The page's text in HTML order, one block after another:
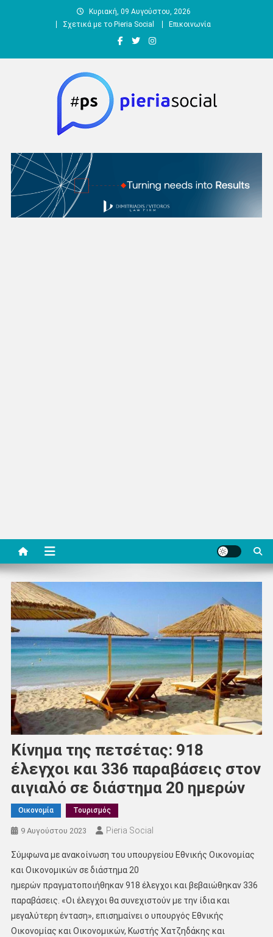
Κυριακή, 09 Αυγούστου, 2026
Σχετικά με το Pieria Social
Επικοινωνία
Pieria Social
Κίνημα της πετσέτας: 918
έλεγχοι και 336 παραβάσεις στον
αιγιαλό σε διάστημα 20 ημερών
Οικονομία Τουρισμός
9 Αυγούστου 2023 Pieria Social
Σύμφωνα με ανακοίνωση του υπουργείου Εθνικής Οικονομίας
και Οικονομικών σε διάστημα 20
ημερών πραγματοποιήθηκαν 918 έλεγχοι και βεβαιώθηκαν 336
παραβάσεις. «Οι έλεγχοι θα συνεχιστούν με την ίδια και
μεγαλύτερη ένταση», επισημαίνει ο υπουργός Εθνικής
Οικονομίας και Οικονομικών, Κωστής Χατζηδάκης και